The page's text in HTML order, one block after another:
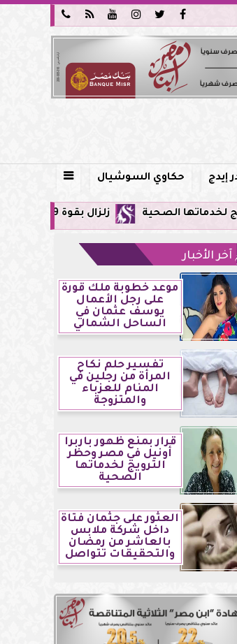






إيدج حكاوي السوشيال 
زلزال بقوة 5.9 ريختر يشعر به سكان القاهرة وعدة محافظات.. مركزه شرق البحر المتوسط
آخر الأخبار
موعد خطوبة ملك قورة
على رجل الأعمال
يوسف عثمان في
الساحل الشمالي
تفسير حلم نكاح
المرأة من رجلين في
المنام للعزباء
والمتزوجة
قرار بمنع ظهور باربرا
أونيل في مصر وحظر
الترويج لخدماتها
الصحية
العثور على جثمان فتاة
داخل شركة ملابس
بالعاشر من رمضان
والتحقيقات تتواصل